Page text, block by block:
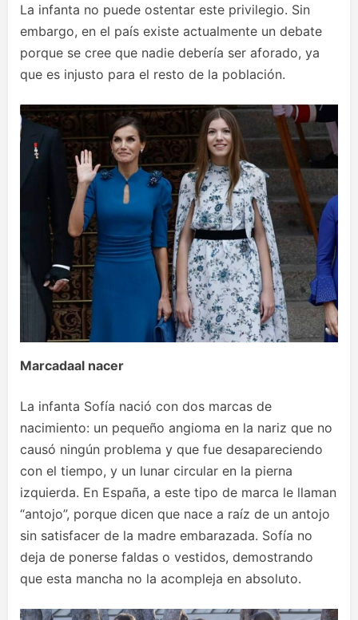
La infanta no puede ostentar este privilegio. Sin
embargo, en el país existe actualmente un debate
porque se cree que nadie debería ser aforado, ya
que es injusto para el resto de la población.
Marcadaal nacer
La infanta Sofía nació con dos marcas de
nacimiento: un pequeño angioma en la nariz que no
causó ningún problema y que fue desapareciendo
con el tiempo, y un lunar circular en la pierna
izquierda. En España, a este tipo de marca le llaman
“antojo”, porque dicen que nace a raíz de un antojo
sin satisfacer de la madre embarazada. Sofía no
deja de ponerse faldas o vestidos, demostrando
que esta mancha no la acompleja en absoluto.